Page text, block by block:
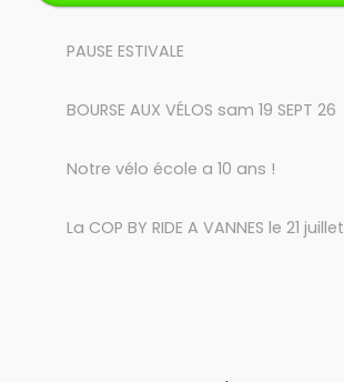
PAUSE ESTIVALE
BOURSE AUX VÉLOS sam 19 SEPT 26
Notre vélo école a 10 ans !
La COP BY RIDE A VANNES le 21 juillet